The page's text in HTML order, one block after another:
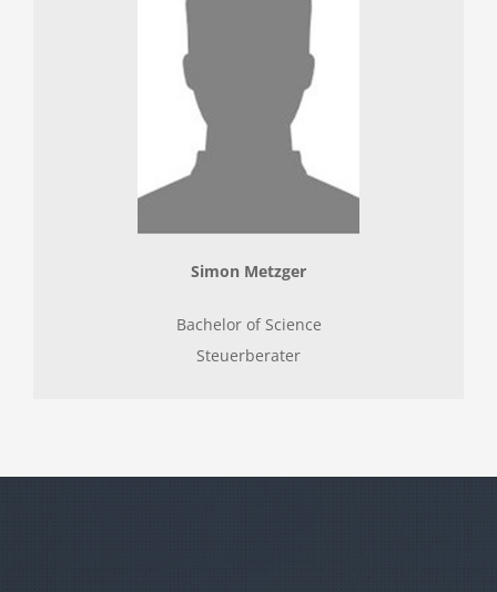
Simon Metzger
Bachelor of Science
Steuerberater